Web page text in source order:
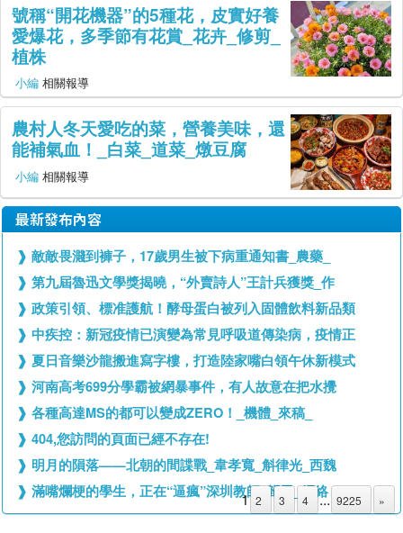
號稱“開花機器”的5種花，皮實好養
愛爆花，多季節有花賞_花卉_修剪_
植株
小編 相關報導
農村人冬天愛吃的菜，營養美味，還
能補氣血！_白菜_道菜_燉豆腐
小編 相關報導
最新發布內容
敵敵畏濺到褲子，17歲男生被下病重通知書_農藥_
第九屆魯迅文學獎揭曉，“外賣詩人”王計兵獲獎_作
政策引領、標准護航！酵母蛋白被列入固體飲料新品類
中疾控：新冠疫情已演變為常見呼吸道傳染病，疫情正
夏日音樂沙龍搬進寫字樓，打造陸家嘴白領午休新模式
河南高考699分學霸被網暴事件，有人故意在把水攪
各種高達MS的都可以變成ZERO！_機體_來稿_
404,您訪問的頁面已經不存在!
明月的隕落——北朝的間諜戰_韋孝寬_斛律光_西魏
滿嘴爛梗的學生，正在“逼瘋”深圳教師_歸已_網絡
1 2 3 4 ... 9225 »